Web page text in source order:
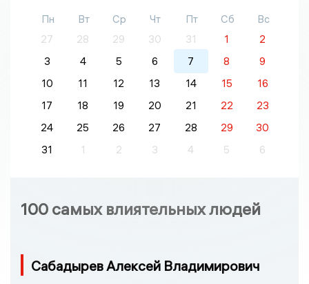
Пн Вт Ср Чт Пт Сб
Вс
27
28 29 30 31 1
2
3
4 5 6 7 8
9
10
11 12 13 14 15
16
17
18 19 20 21 22
23
24
25 26 27 28 29
30
31
1 2 3 4 5 6
100 самых влиятельных людей
Сабадырев Алексей Владимирович